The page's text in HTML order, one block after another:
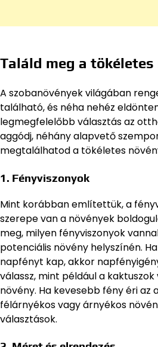
Találd meg a tökéletes
A szobanövények világában
található, és néha nehéz
legmegfelelőbb választás az
aggódj, néhány alapvető
megtalálhatod a tökéletes
1. Fényviszonyok
Mint korábban említettük, a
szerepe van a növények
meg, milyen fényviszonyok
potenciális növény helyszínén.
napfényt kap, akkor
válassz, mint például a
növény. Ha kevesebb fény éri
félárnyékos vagy árnyékos
választások.